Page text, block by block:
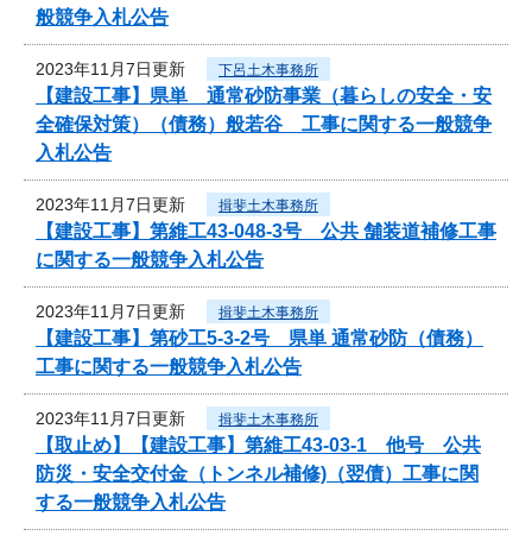
般競争入札公告
2023年11月7日更新 下呂土木事務所
【建設工事】県単 通常砂防事業（暮らしの安全・安
全確保対策）（債務）般若谷 工事に関する一般競争
入札公告
2023年11月7日更新 揖斐土木事務所
【建設工事】第維工43-048-3号 公共 舗装道補修工事
に関する一般競争入札公告
2023年11月7日更新 揖斐土木事務所
【建設工事】第砂工5-3-2号 県単 通常砂防（債務）
工事に関する一般競争入札公告
2023年11月7日更新 揖斐土木事務所
【取止め】【建設工事】第維工43-03-1 他号 公共
防災・安全交付金（トンネル補修)（翌債）工事に関
する一般競争入札公告